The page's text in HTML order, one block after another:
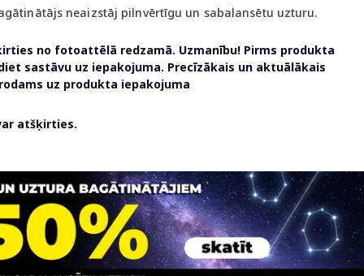
neaizstāj pilnvērtīgu un sabalansētu uzturu.
no fotoattēlā redzamā. Uzmanību! Pirms produkta
sastāvu uz iepakojuma. Precīzākais un aktuālākais
uz produkta iepakojuma
atšķirties.